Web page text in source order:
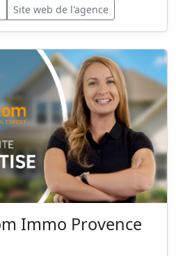
Site web de l'agence
Immo Provence